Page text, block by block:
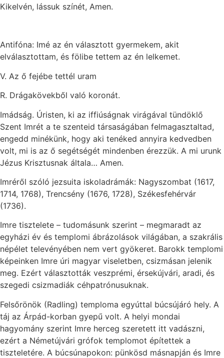
Kikelvén, lássuk színét, Amen.
Antifóna: Imé az én választott gyermekem, akit
elválasztottam, és fölibe tettem az én lelkemet.
V. Az ő fejébe tettél uram
R. Drágakövekből való koronát.
Imádság. Úristen, ki az iffiúságnak virágával tündöklő
Szent Imrét a te szenteid társaságában felmagasztaltad,
engedd minékünk, hogy aki tenéked annyira kedvedben
volt, mi is az ő segétségét mindenben érezzük. A mi urunk
Jézus Krisztusnak általa… Amen.
Imréről szóló jezsuita iskoladrámák: Nagyszombat (1617,
1714, 1768), Trencsény (1676, 1728), Székesfehérvár
(1736).
Imre tisztelete – tudomásunk szerint – megmaradt az
egyházi év és templomi ábrázolások világában, a szakrális
népélet televényében nem vert gyökeret. Barokk templomi
képeinken Imre úri magyar viseletben, csizmásan jelenik
meg. Ezért választották veszprémi, érsekújvári, aradi, és
szegedi csizmadiák céhpatrónusuknak.
Felsőrönök (Radling) temploma egyúttal búcsújáró hely. A
táj az Árpád-korban gyepű volt. A helyi mondai
hagyomány szerint Imre herceg szeretett itt vadászni,
ezért a Németújvári grófok templomot építettek a
tiszteletére. A búcsúnapokon: pünkösd másnapján és Imre